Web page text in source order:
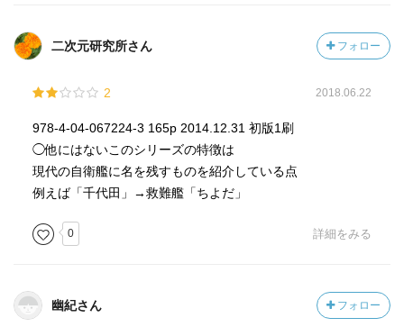
二次元研究所さん フォロー
2 2018.06.22
978-4-04-067224-3 165p 2014.12.31 初版1刷
◯他にはないこのシリーズの特徴は
現代の自衛艦に名を残すものを紹介している点
例えば「千代田」→救難艦「ちよだ」
0 詳細をみる
幽紀さん フォロー